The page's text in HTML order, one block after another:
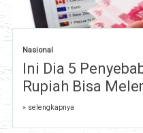
Nasional
Ini Dia 5
Rupiah Bisa
» selengkapnya